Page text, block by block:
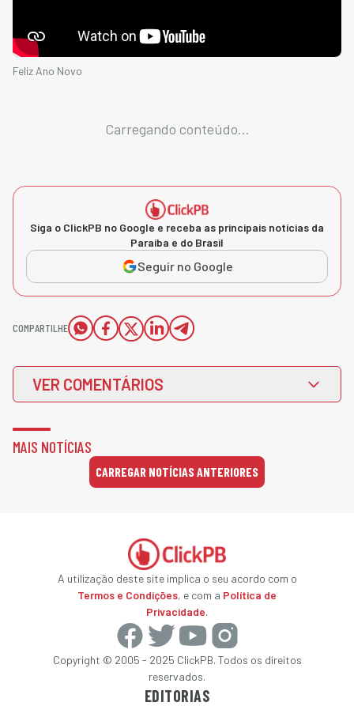
Feliz Ano Novo
Carregando conteúdo...
Siga o ClickPB no Google e receba as principais notícias da
Paraíba e do Brasil
Seguir no Google
COMPARTILHE
VER COMENTÁRIOS
MAIS NOTÍCIAS
CARREGAR NOTÍCIAS ANTERIORES
A utilização deste site implica o seu acordo com o
Termos e Condições, e com a Política de
Privacidade.
Copyright © 2005 - 2025 ClickPB. Todos os direitos
reservados.
EDITORIAS